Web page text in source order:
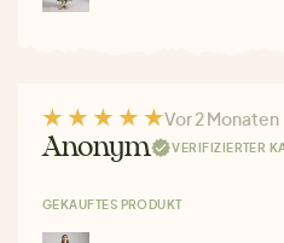
Vor 2 Monaten
Anonym VERIFIZIERTER
GEKAUFTES PRODUKT